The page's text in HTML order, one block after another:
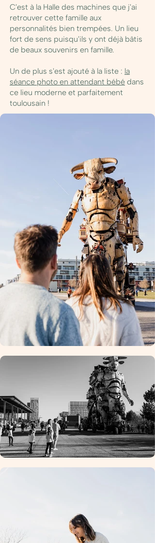
C'est à la Halle des machines que j'ai
retrouver cette famille aux
personnalités bien trempées. Un lieu
fort de sens puisqu'ils y ont déjà bâtis
de beaux souvenirs en famille.
Un de plus s'est ajouté à la liste : la
séance photo en attendant bébé dans
ce lieu moderne et parfaitement
toulousain !